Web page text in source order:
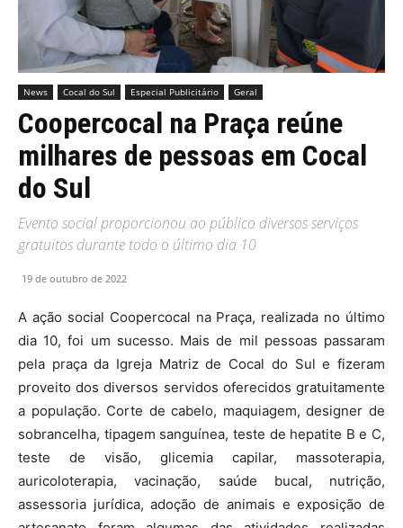
News Cocal do Sul Especial Publicitário Geral
Coopercocal na Praça reúne
milhares de pessoas em Cocal
do Sul
Evento social proporcionou ao público diversos serviços
gratuitos durante todo o último dia 10
19 de outubro de 2022
A ação social Coopercocal na Praça, realizada no último
dia 10, foi um sucesso. Mais de mil pessoas passaram
pela praça da Igreja Matriz de Cocal do Sul e fizeram
proveito dos diversos servidos oferecidos gratuitamente
a população. Corte de cabelo, maquiagem, designer de
sobrancelha, tipagem sanguínea, teste de hepatite B e C,
teste de visão, glicemia capilar, massoterapia,
auricoloterapia, vacinação, saúde bucal, nutrição,
assessoria jurídica, adoção de animais e exposição de